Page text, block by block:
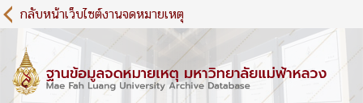
S
k
กลับหน้าเว็บไซต์งานจดหมายเหตุ